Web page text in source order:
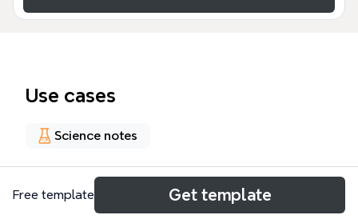
Use cases
Science notes
About
Free template Get template